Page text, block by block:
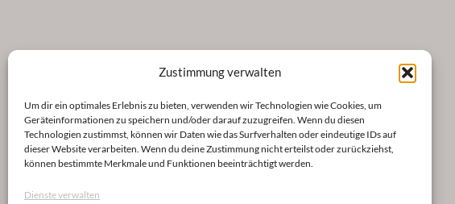
Zustimmung verwalten
Um dir ein optimales Erlebnis zu bieten, verwenden wir Technologien wie Cookies, um
Geräteinformationen zu speichern und/oder darauf zuzugreifen. Wenn du diesen
Technologien zustimmst, können wir Daten wie das Surfverhalten oder eindeutige IDs auf
dieser Website verarbeiten. Wenn du deine Zustimmung nicht erteilst oder zurückziehst,
können bestimmte Merkmale und Funktionen beeinträchtigt werden.
Dienste verwalten